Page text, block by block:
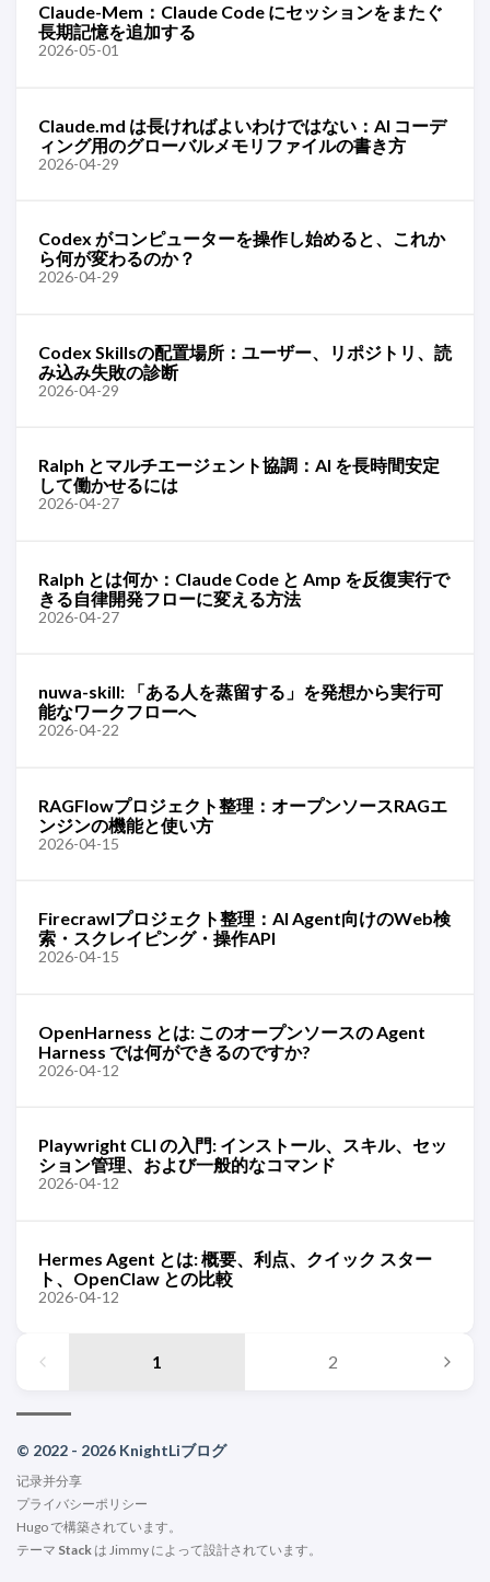
Claude-Mem：Claude Code にセッションをまたぐ
長期記憶を追加する
2026-05-01
Claude.md は長ければよいわけではない：AI コーデ
ィング用のグローバルメモリファイルの書き方
2026-04-29
Codex がコンピューターを操作し始めると、これか
ら何が変わるのか？
2026-04-29
Codex Skillsの配置場所：ユーザー、リポジトリ、読
み込み失敗の診断
2026-04-29
Ralph とマルチエージェント協調：AI を長時間安定
して働かせるには
2026-04-27
Ralph とは何か：Claude Code と Amp を反復実行で
きる自律開発フローに変える方法
2026-04-27
nuwa-skill: 「ある人を蒸留する」を発想から実行可
能なワークフローへ
2026-04-22
RAGFlowプロジェクト整理：オープンソースRAGエ
ンジンの機能と使い方
2026-04-15
Firecrawlプロジェクト整理：AI Agent向けのWeb検
索・スクレイピング・操作API
2026-04-15
OpenHarness とは: このオープンソースの Agent
Harness では何ができるのですか?
2026-04-12
Playwright CLI の入門: インストール、スキル、セッ
ション管理、および一般的なコマンド
2026-04-12
Hermes Agent とは: 概要、利点、クイック スター
ト、OpenClaw との比較
2026-04-12
1 2
© 2022 - 2026 KnightLiブログ
记录并分享
プライバシーポリシー
Hugoで構築されています。
テーマ Stack は Jimmy によって設計されています。